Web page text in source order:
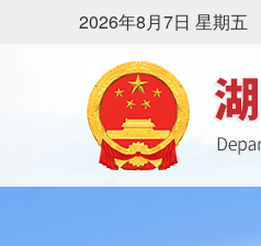
2026年8月7日 星期五